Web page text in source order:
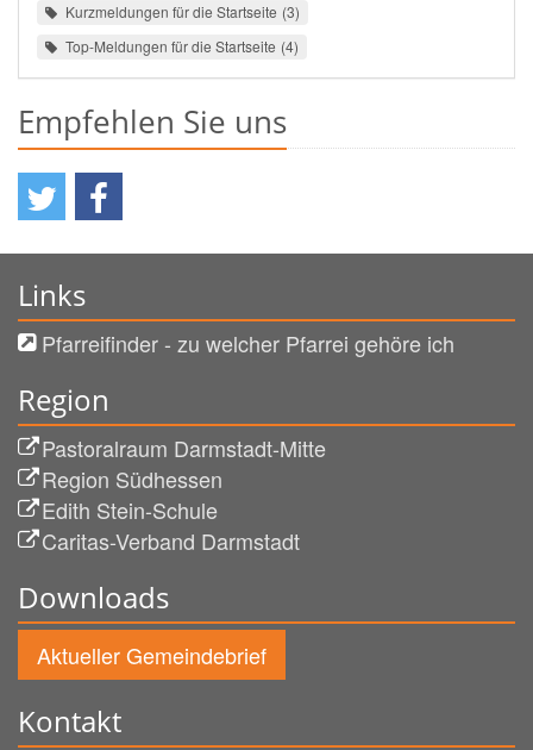
Kurzmeldungen für die Startseite 3
Top-Meldungen für die Startseite 4
Empfehlen Sie uns
Links
Pfarreifinder - zu welcher Pfarrei gehöre ich
Region
Pastoralraum Darmstadt-Mitte
Region Südhessen
Edith Stein-Schule
Caritas-Verband Darmstadt
Downloads
Aktueller Gemeindebrief
Kontakt